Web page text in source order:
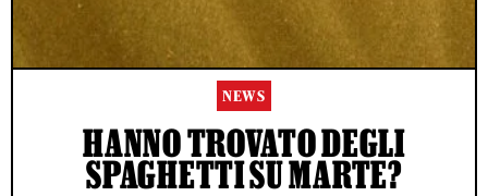
NEWS
HANNO TROVATO DEGLI
SPAGHETTI SU MARTE?